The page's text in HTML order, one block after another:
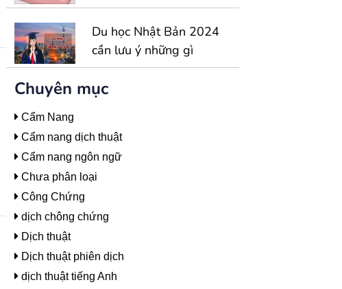
Nên Hoàn Hảo Hơn
Du học Nhật Bản 2024
cần lưu ý những gì
Chuyên mục
Cẩm Nang
Cẩm nang dịch thuật
Cẩm nang ngôn ngữ
Chưa phân loại
Công Chứng
dịch chông chứng
Dịch thuật
Dịch thuật phiên dịch
dịch thuật tiếng Anh